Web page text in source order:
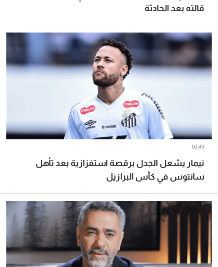
قالته بعد الحادثة
نيمار يشعل الجدل برقصة استفزازية بعد تأهل
سانتوس في كأس البرازيل
03:49